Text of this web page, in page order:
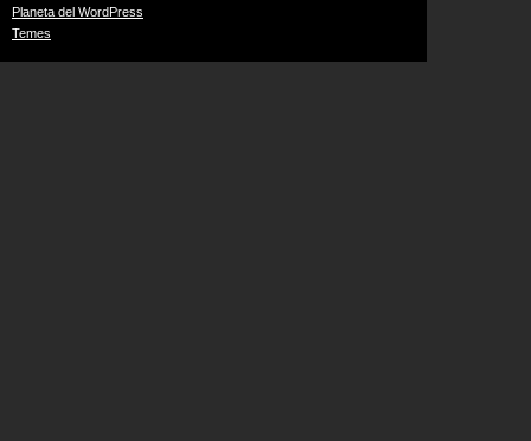
Planeta del WordPress
Temes